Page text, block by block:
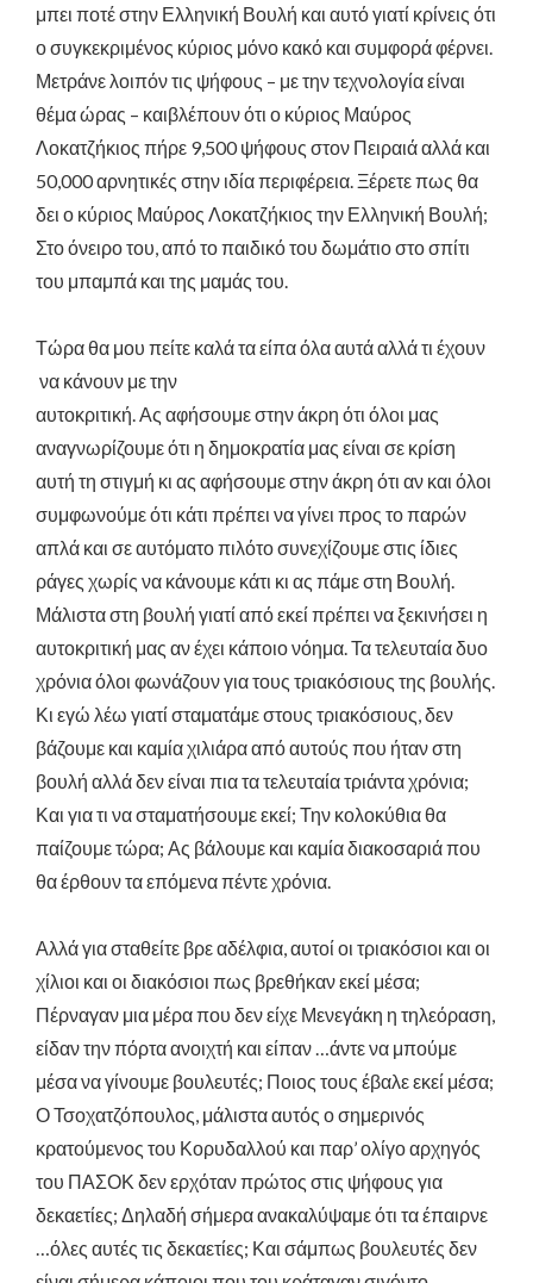
μπει ποτέ στην Ελληνική Βουλή και αυτό γιατί κρίνεις ότι
ο συγκεκριμένος κύριος μόνο κακό και συμφορά φέρνει.
Μετράνε λοιπόν τις ψήφους – με την τεχνολογία είναι
θέμα ώρας – καιβλέπουνότι ο κύριος Μαύρος
Λοκατζήκιος πήρε 9,500 ψήφους στον Πειραιά αλλά και
50,000 αρνητικές στην ιδία περιφέρεια. Ξέρετε πως θα
δει ο κύριος Μαύρος Λοκατζήκιος την Ελληνική Βουλή;
Στο όνειρο του, από το παιδικό του δωμάτιο στο σπίτι
του μπαμπά και της μαμάς του.
Τώρα θα μου πείτε καλά τα είπα όλα αυτά αλλά τι έχουν
να κάνουν με την
αυτοκριτική.Ας αφήσουμεστηνάκρη ότι όλοι μας
αναγνωρίζουμε ότι η δημοκρατία μας είναι σε κρίση
αυτή τη στιγμή κι ας αφήσουμε στην άκρη ότι αν και όλοι
συμφωνούμε ότι κάτι πρέπει να γίνει προς το παρών
απλά και σε αυτόματο πιλότο συνεχίζουμε στις ίδιες
ράγες χωρίς να κάνουμε κάτι κι ας πάμε στη Βουλή.
Μάλιστα στη βουλή γιατί από εκεί πρέπει να ξεκινήσει η
αυτοκριτική μας αν έχει κάποιο νόημα.Τα τελευταία δυο
χρόνια όλοι φωνάζουν για τους τριακόσιους της βουλής.
Κι εγώ λέω γιατί σταματάμε στους τριακόσιους, δεν
βάζουμε και καμία χιλιάρα από αυτούς που ήταν στη
βουλή αλλά δεν είναι πια τα τελευταία τριάντα χρόνια;
Και για τι να σταματήσουμε εκεί; Την κολοκύθια θα
παίζουμε τώρα; Ας βάλουμε και καμία διακοσαριά που
θα έρθουν τα επόμενα πέντε χρόνια.
Αλλά για σταθείτε βρε αδέλφια, αυτοί οι τριακόσιοι και οι
χίλιοι και οι διακόσιοι πως βρεθήκαν εκεί μέσα;
Πέρναγαν μια μέρα που δεν είχε Μενεγάκη η τηλεόραση,
είδαν την πόρτα ανοιχτή και είπαν …άντε να μπούμε
μέσα να γίνουμε βουλευτές; Ποιος τους έβαλε εκεί μέσα;
Ο Τσοχατζόπουλος, μάλιστα αυτός ο σημερινός
κρατούμενος του Κορυδαλλού και παρ’ ολίγο αρχηγός
του ΠΑΣΟΚ δεν ερχόταν πρώτος στις ψήφους για
δεκαετίες; Δηλαδή σήμερα ανακαλύψαμε ότι τα έπαιρνε
…όλες αυτές τις δεκαετίες; Και σάμπως βουλευτές δεν